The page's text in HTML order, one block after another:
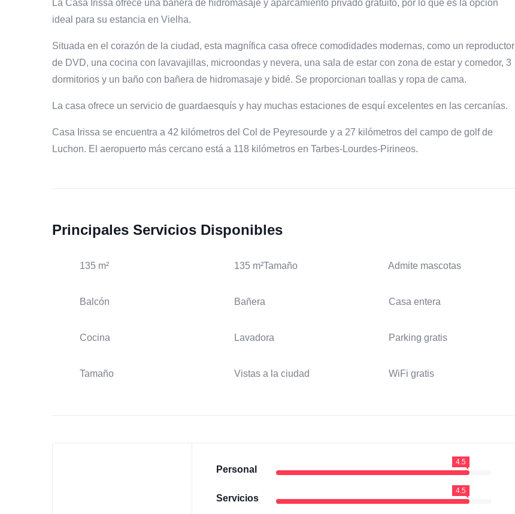
La Casa Irissa ofrece una bañera de hidromasaje y aparcamiento privado gratuito, por lo que es la opción
ideal para su estancia en Vielha.
Situada en el corazón de la ciudad, esta magnífica casa ofrece comodidades modernas, como un reproductor
de DVD, una cocina con lavavajillas, microondas y nevera, una sala de estar con zona de estar y comedor, 3
dormitorios y un baño con bañera de hidromasaje y bidé. Se proporcionan toallas y ropa de cama.
La casa ofrece un servicio de guardaesquís y hay muchas estaciones de esquí excelentes en las cercanías.
Casa Irissa se encuentra a 42 kilómetros del Col de Peyresourde y a 27 kilómetros del campo de golf de
Luchon. El aeropuerto más cercano está a 118 kilómetros en Tarbes-Lourdes-Pirineos.
Principales Servicios Disponibles
135 m² 135 m²Tamaño Admite mascotas
Balcón Bañera Casa entera
Cocina Lavadora Parking gratis
Tamaño Vistas a la ciudad WiFi gratis
Personal
4.5
Servicios
4.5